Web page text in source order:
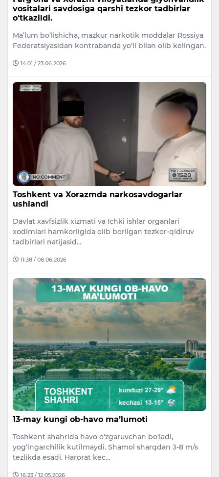
vositalari savdosiga qarshi tezkor tadbirlar
o‘tkazildi.
Ma’lum bo‘lishicha, mazkur narkotik moddalar Rossiya
Federatsiyasidan kontrabanda yo‘li bilan olib kelingan.
14:01 / 23.06.2026
Toshkent va Xorazmda narkosavdogarlar
ushlandi
Davlat xavfsizlik xizmati va Ichki ishlar organlari
xodimlari hamkorligida olib borilgan tezkor-qidiruv
tadbirlari natijasid…
11:38 / 08.06.2026
13-may kungi ob-havo ma’lumoti
Toshkent shahrida havo o‘zgaruvchan bo‘ladi,
yog‘ingarchilik kutilmaydi. Shamol sharqdan 3-8 m/s
tezlikda esadi. Harorat kec…
16:23 / 12.05.2026